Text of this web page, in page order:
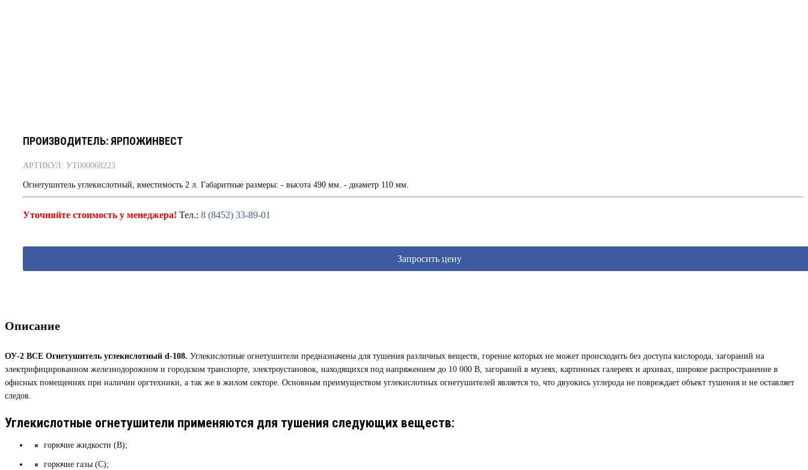
ПРОИЗВОДИТЕЛЬ: ЯРПОЖИНВЕСТ
АРТИКУЛ: УТ000068223
Огнетушитель углекислотный, вместимость 2 л. Габаритные размеры: - высота 490 мм. - диаметр 110 мм.
Уточняйте стоимость у менеджера! Тел.: 8 (8452) 33-89-01
Запросить цену
Описание
ОУ-2 ВСЕ Огнетушитель углекислотный d-108. Углекислотные огнетушители предназначены для тушения различных веществ, горение которых не может происходить без доступа кислорода, загораний на
электрифицированном железнодорожном и городском транспорте, электроустановок, находящихся под напряжением до 10 000 В, загораний в музеях, картинных галереях и архивах, широкое распространение в
офисных помещениях при наличии оргтехники, а так же в жилом секторе. Основным преимуществом углекислотных огнетушителей является то, что двуокись углерода не повреждает объект тушения и не оставляет
следов.
Углекислотные огнетушители применяются для тушения следующих веществ:
горючие жидкости (В);
горючие газы (С);